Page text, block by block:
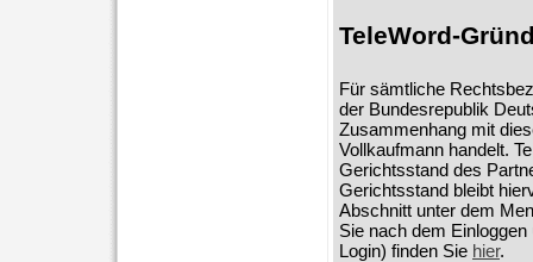
TeleWord-
Für sämtliche
der Bundesrepublik
Zusammenhang mit
Vollkaufmann handelt.
Gerichtsstand des
Gerichtsstand bleibt
Abschnitt unter dem
Sie nach dem
Login) finden Sie hier.